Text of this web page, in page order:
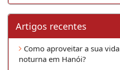
Artigos recentes
Como aproveitar a sua vida
noturna em Hanói?